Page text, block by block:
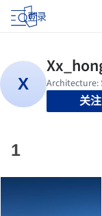
登录
关注
1